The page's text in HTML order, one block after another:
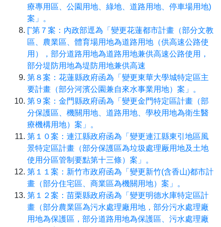
療專用區、公園用地、綠地、道路用地、停車場用地)
案」。
["第７案：內政部逕為「變更花蓮都市計畫（部分文教
區、農業區、體育場用地為道路用地（供高速公路使
用），部分道路用地為道路用地兼供高速公路使用，
部分堤防用地為堤防用地兼供高速
第８案：花蓮縣政府函為「變更東華大學城特定區主
要計畫（部分河濱公園兼自來水事業用地）案」。
第９案：金門縣政府函為「變更金門特定區計畫（部
分保護區、機關用地、道路用地、學校用地為衛生醫
療機構用地）案」。
第１０案：連江縣政府函為「變更連江縣東引地區風
景特定區計畫（部分保護區為垃圾處理厰用地及土地
使用分區管制要點第十三條）案」。
第１１案：新竹市政府函為「變更新竹(含香山)都市計
畫（部分住宅區、商業區為機關用地）案」。
第１２案：苗栗縣政府函為「變更明德水庫特定區計
畫（部分農業區為污水處理廠用地，部分污水處理廠
用地為保護區，部分道路用地為保護區、污水處理廠